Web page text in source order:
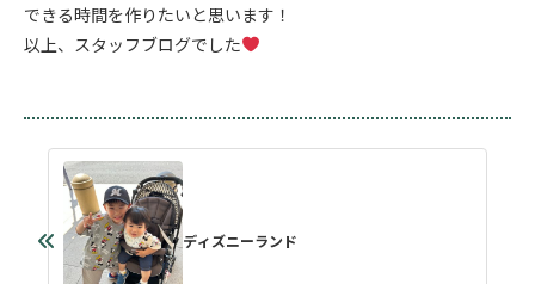
できる時間を作りたいと思います！
以上、スタッフブログでした
ディズニーランド